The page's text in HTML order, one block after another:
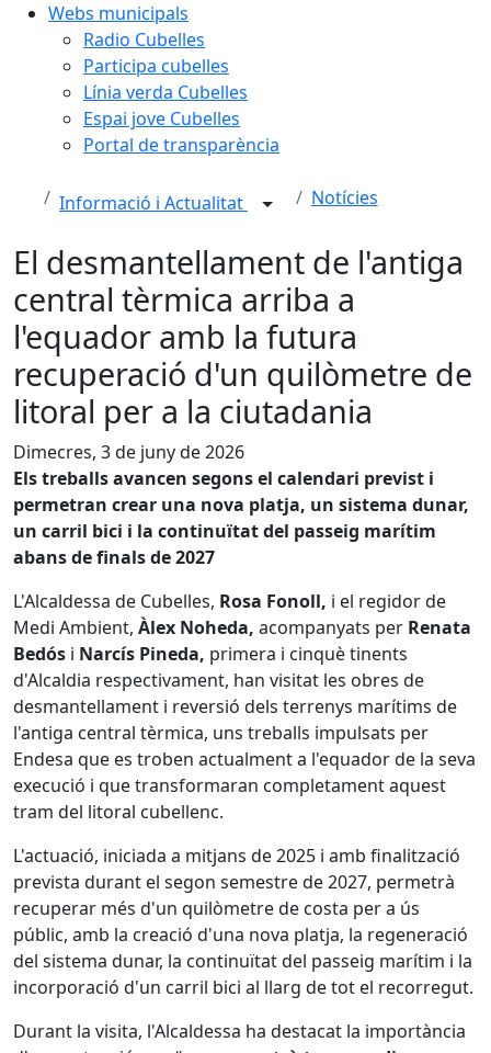
Webs municipals
Radio Cubelles
Participa cubelles
Línia verda Cubelles
Espai jove Cubelles
Portal de transparència
Informació i Actualitat Notícies
El desmantellament de l'antiga
central tèrmica arriba a
l'equador amb la futura
recuperació d'un quilòmetre de
litoral per a la ciutadania
Dimecres, 3 de juny de 2026
Els treballs avancen segons el calendari previst i
permetran crear una nova platja, un sistema dunar,
un carril bici i la continuïtat del passeig marítim
abans de finals de 2027
L'Alcaldessa de Cubelles, Rosa Fonoll, i el regidor de
Medi Ambient, Àlex Noheda, acompanyats per Renata
Bedós i Narcís Pineda, primera i cinquè tinents
d'Alcaldia respectivament, han visitat les obres de
desmantellament i reversió dels terrenys marítims de
l'antiga central tèrmica, uns treballs impulsats per
Endesa que es troben actualment a l'equador de la seva
execució i que transformaran completament aquest
tram del litoral cubellenc.
L'actuació, iniciada a mitjans de 2025 i amb finalització
prevista durant el segon semestre de 2027, permetrà
recuperar més d'un quilòmetre de costa per a ús
públic, amb la creació d'una nova platja, la regeneració
del sistema dunar, la continuïtat del passeig marítim i la
incorporació d'un carril bici al llarg de tot el recorregut.
Durant la visita, l'Alcaldessa ha destacat la importància